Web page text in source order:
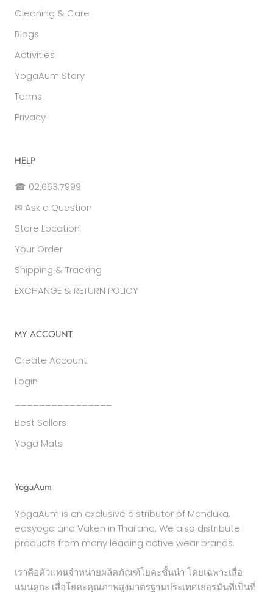
Cleaning & Care
Blogs
Activities
YogaAum Story
Terms
Privacy
HELP
☎ 02.663.7999
✉ Ask a Question
Store Location
Your Order
Shipping & Tracking
EXCHANGE & RETURN POLICY
MY ACCOUNT
Create Account
Login
________________
Best Sellers
Yoga Mats
YogaAum
YogaAum is an exclusive distributor of Manduka,
easyoga and Vaken in Thailand. We also distribute
products from many leading active wear brands.
เราคือตัวแทนจำหน่ายผลิตภัณฑ์โยคะชั้นนำ โดยเฉพาะเสื่อ
แมนดูกะ เสื่อโยคะคุณภาพสูงมาตรฐานประเทศเยอรมันที่เป็นที่